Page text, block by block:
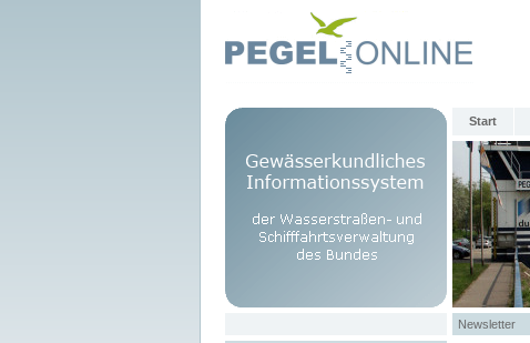
Start
Newsletter